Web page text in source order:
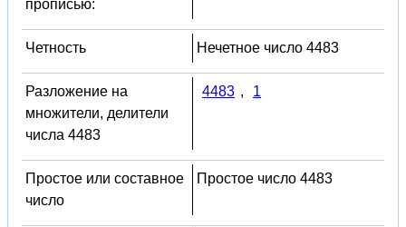
прописью:
Четность Нечетное число 4483
Разложение на
множители, делители
числа 4483
4483 , 1
Простое или составное
число
Простое число 4483